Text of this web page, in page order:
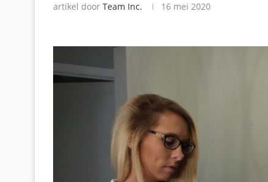
artikel door Team Inc. 16 mei 2020